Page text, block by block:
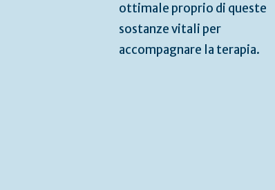
ottimale proprio di queste
sostanze vitali per
accompagnare la terapia.